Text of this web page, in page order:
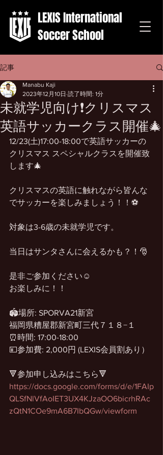
LEXIS International
Soccer School
記事
未就学児向け❗️クリスマス
英語サッカークラス開催🎄
Manabu Kaji
2023年12月10日 読了時間: 1分
12/23(土)17:00-18:00で英語サッカーの
クリスマス スペシャルクラスを開催致
します🎄
クリスマスの英語に触れながら皆んな
でサッカーを楽しみましょう！！⚽️
対象は3-6歳の未就学児です。
当日はサンタさんに会えるかも？！🎅
是非ご参加ください☺️
お楽しみに！！
🏟️場所: SPORVA21新宮
福岡県糟屋郡新宮町三代７１８−１
⏰時間: 17:00-18:00
💴参加費: 2,000円 (LEXIS会員割あり）
🔻参加申し込みはこちら🔻
https://docs.google.com/forms/d/e/1FAIp
QLSfNlVfAoIET3UX4KJzaOO6bicrhRAc
zQtN1COe9mA6B7IbQGw/viewform